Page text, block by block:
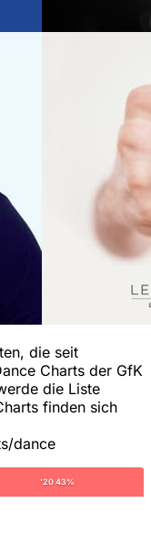
die seit
Charts der GfK
die Liste
finden sich
dance
'20 43%